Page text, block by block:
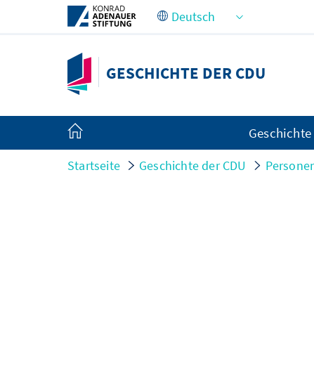
Zum Hauptinhalt springen
GESCHICHTE DER CDU
Geschichte
Startseite Geschichte der CDU